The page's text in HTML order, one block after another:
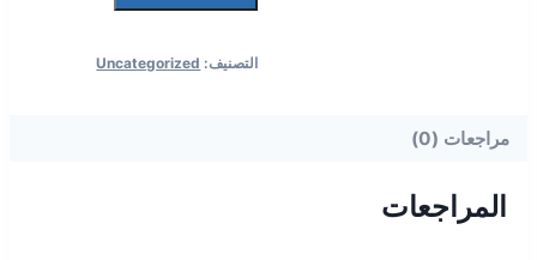
التصنيف: Uncategorized
مراجعات (0)
المراجعات